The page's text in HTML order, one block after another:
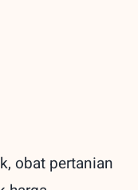
obat pertanian